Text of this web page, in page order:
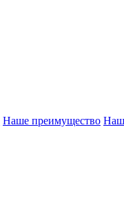
Наше преимущество